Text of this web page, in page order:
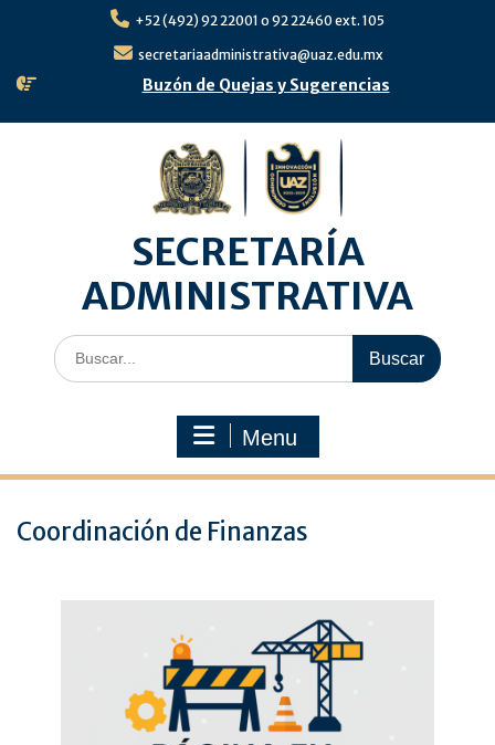
+52 (492) 92 22001 o 92 22460 ext. 105
secretariaadministrativa@uaz.edu.mx
Buzón de Quejas y Sugerencias
SECRETARÍA
ADMINISTRATIVA
Search
for:
Menu
Coordinación de Finanzas